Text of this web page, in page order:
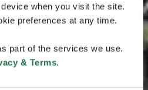
when you visit the site.
preferences at any time.
part of the services we use.
& Terms.